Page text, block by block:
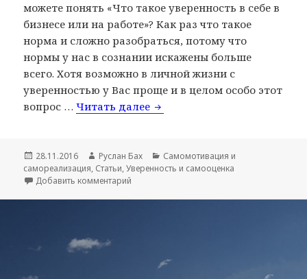
можете понять «Что такое уверенность в себе в
бизнесе или на работе»? Как раз что такое
норма и сложно разобраться, потому что
нормы у нас в сознании искажены больше
всего. Хотя возможно в личной жизни с
уверенностью у Вас проще и в целом особо этот
вопрос …Читать далее Что такое уверенность в
Опубликовано
28.11.2016 Автор
Руслан Бах Рубрики
Самомотивация и
самореализация, Статьи,Уверенность и самооценка
Добавить комментарий